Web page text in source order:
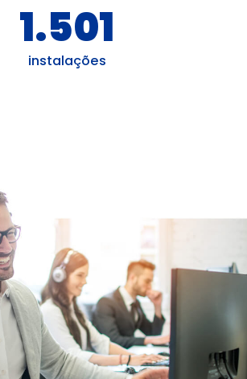
1.501
instalações